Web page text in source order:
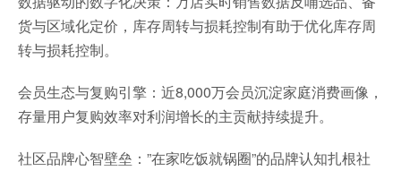
货与区域化定价，库存周转与损耗控制有助于优化库存周
转与损耗控制。
会员生态与复购引擎：近8,000万会员沉淀家庭消费画像，
存量用户复购效率对利润增长的主贡献持续提升。
社区品牌心智壁垒：”在家吃饭就锅圈”的品牌认知扎根社